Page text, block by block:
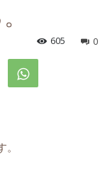
0
605